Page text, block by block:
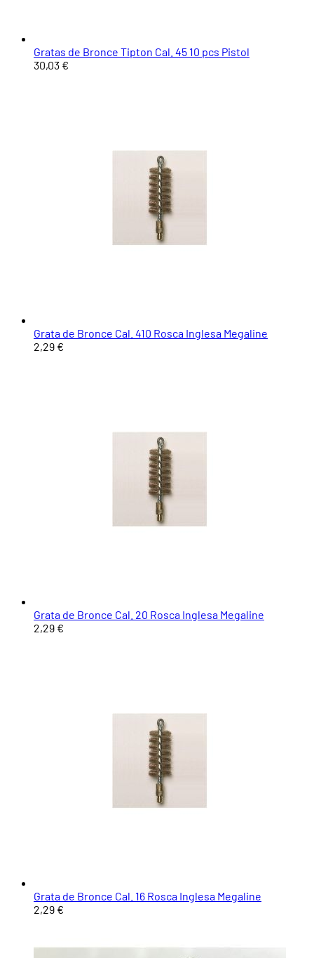
Gratas de Bronce Tipton Cal. 45 10 pcs Pistol
30,03 €
Grata de Bronce Cal. 410 Rosca Inglesa Megaline
2,29 €
Grata de Bronce Cal. 20 Rosca Inglesa Megaline
2,29 €
Grata de Bronce Cal. 16 Rosca Inglesa Megaline
2,29 €